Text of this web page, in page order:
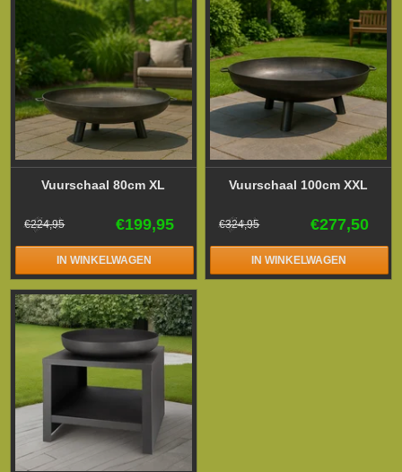
Vuurschaal 80cm XL
€199,95
€224,95
IN WINKELWAGEN
Vuurschaal 100cm XXL
€277,50
€324,95
IN WINKELWAGEN